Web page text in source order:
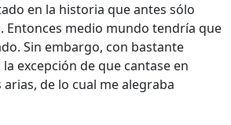
en la historia que antes sólo
Entonces medio mundo tendría que
Sin embargo, con bastante
excepción de que cantase en
de lo cual me alegraba